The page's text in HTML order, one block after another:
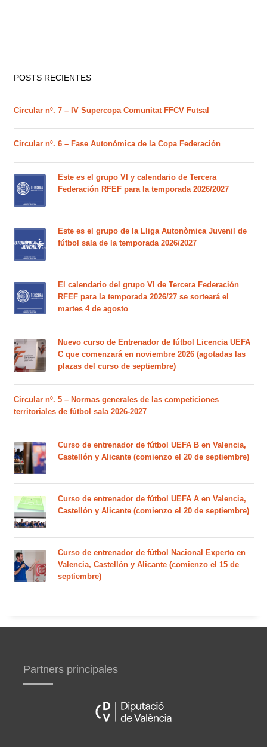
POSTS RECIENTES
Circular nº. 7 – IV Supercopa Comunitat FFCV Futsal
Circular nº. 6 – Fase Autonómica de la Copa Federación
Este es el grupo VI y calendario de Tercera
Federación RFEF para la temporada 2026/2027
Este es el grupo de la Lliga Autonòmica Juvenil de
fútbol sala de la temporada 2026/2027
El calendario del grupo VI de Tercera Federación
RFEF para la temporada 2026/27 se sorteará el
martes 4 de agosto
Nuevo curso de Entrenador de fútbol Licencia UEFA
C que comenzará en noviembre 2026 (agotadas las
plazas del curso de septiembre)
Circular nº. 5 – Normas generales de las competiciones
territoriales de fútbol sala 2026-2027
Curso de entrenador de fútbol UEFA B en Valencia,
Castellón y Alicante (comienzo el 20 de septiembre)
Curso de entrenador de fútbol UEFA A en Valencia,
Castellón y Alicante (comienzo el 20 de septiembre)
Curso de entrenador de fútbol Nacional Experto en
Valencia, Castellón y Alicante (comienzo el 15 de
septiembre)
Partners principales